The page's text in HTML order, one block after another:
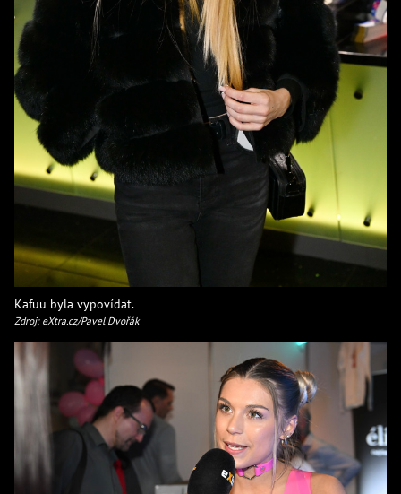
Kafuu byla vypovídat.
Zdroj: eXtra.cz/Pavel Dvořák